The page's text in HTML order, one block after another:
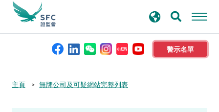
警示名單
本會簡介
尋
主頁 無牌公司及可疑網站完整列表